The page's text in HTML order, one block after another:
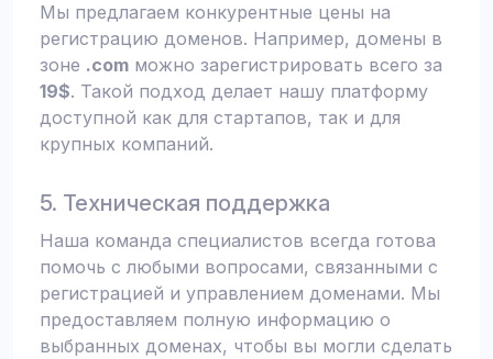
Мы предлагаем конкурентные цены на
регистрацию доменов. Например, домены в
зоне .com можно зарегистрировать всего за
19$. Такой подход делает нашу платформу
доступной как для стартапов, так и для
крупных компаний.
5. Техническая поддержка
Наша команда специалистов всегда готова
помочь с любыми вопросами, связанными с
регистрацией и управлением доменами. Мы
предоставляем полную информацию о
выбранных доменах, чтобы вы могли сделать